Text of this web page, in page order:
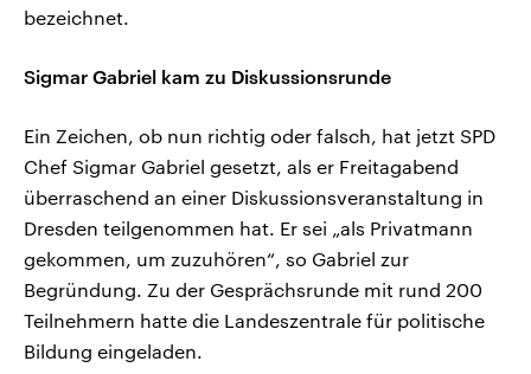
bezeichnet.
Sigmar Gabriel kam zu Diskussionsrunde
Ein Zeichen, ob nun richtig oder falsch, hat jetzt SPD
Chef Sigmar Gabriel gesetzt, als er Freitagabend
überraschend an einer Diskussionsveranstaltung in
Dresden teilgenommen hat. Er sei „als Privatmann
gekommen, um zuzuhören“, so Gabriel zur
Begründung. Zu der Gesprächsrunde mit rund 200
Teilnehmern hatte die Landeszentrale für politische
Bildung eingeladen.